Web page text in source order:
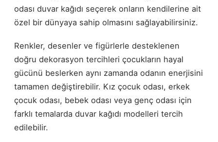
odası duvar kağıdı seçerek onların kendilerine ait
özel bir dünyaya sahip olmasını sağlayabilirsiniz.
Renkler, desenler ve figürlerle desteklenen
doğru dekorasyon tercihleri çocukların hayal
gücünü beslerken aynı zamanda odanın enerjisini
tamamen değiştirebilir. Kız çocuk odası, erkek
çocuk odası, bebek odası veya genç odası için
farklı temalarda duvar kağıdı modelleri tercih
edilebilir.